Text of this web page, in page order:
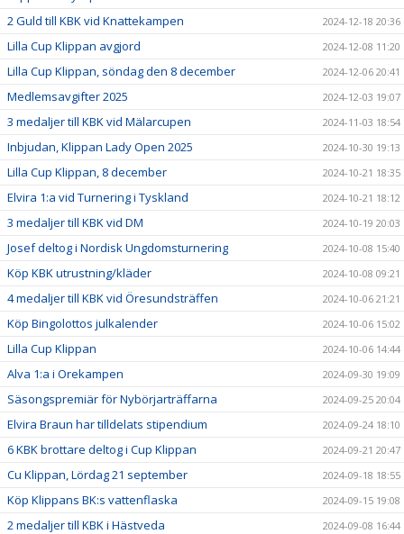
2 Guld till KBK vid Knattekampen 2024-12-18 20:36
Lilla Cup Klippan avgjord 2024-12-08 11:20
Lilla Cup Klippan, söndag den 8 december 2024-12-06 20:41
Medlemsavgifter 2025 2024-12-03 19:07
3 medaljer till KBK vid Mälarcupen 2024-11-03 18:54
Inbjudan, Klippan Lady Open 2025 2024-10-30 19:13
Lilla Cup Klippan, 8 december 2024-10-21 18:35
Elvira 1:a vid Turnering i Tyskland 2024-10-21 18:12
3 medaljer till KBK vid DM 2024-10-19 20:03
Josef deltog i Nordisk Ungdomsturnering 2024-10-08 15:40
Köp KBK utrustning/kläder 2024-10-08 09:21
4 medaljer till KBK vid Öresundsträffen 2024-10-06 21:21
Köp Bingolottos julkalender 2024-10-06 15:02
Lilla Cup Klippan 2024-10-06 14:44
Alva 1:a i Orekampen 2024-09-30 19:09
Säsongspremiär för Nybörjarträffarna 2024-09-25 20:04
Elvira Braun har tilldelats stipendium 2024-09-24 18:10
6 KBK brottare deltog i Cup Klippan 2024-09-21 20:47
Cu Klippan, Lördag 21 september 2024-09-18 18:55
Köp Klippans BK:s vattenflaska 2024-09-15 19:08
2 medaljer till KBK i Hästveda 2024-09-08 16:44